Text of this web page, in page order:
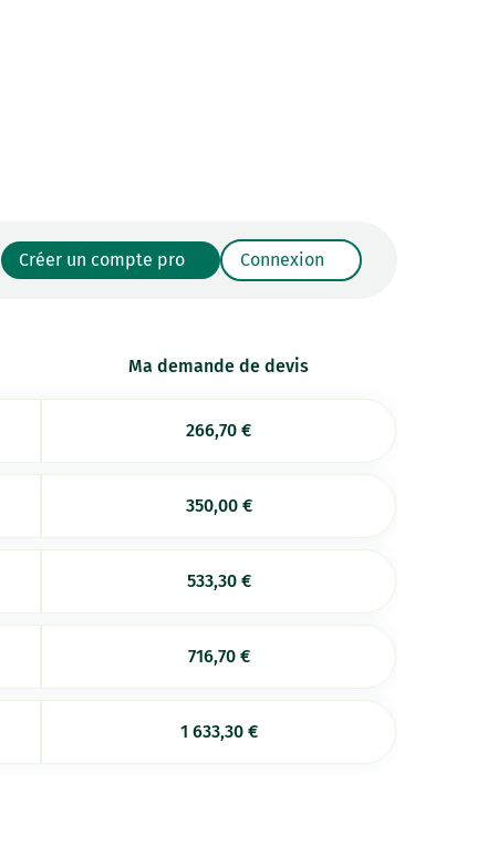
Créer un compte pro Connexion
Ma demande de devis
266,70€
350,00 €
533,30 €
716,70 €
1 633,30 €